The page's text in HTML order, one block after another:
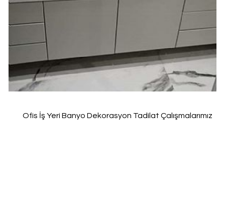
Ofis İş Yeri Banyo Dekorasyon Tadilat Çalışmalarımız